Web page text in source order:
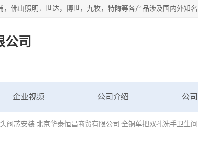
公司
企业视频 公司介绍 公
阀芯安装 北京华泰恒昌商贸有限公司 全铜单把双孔洗手卫生